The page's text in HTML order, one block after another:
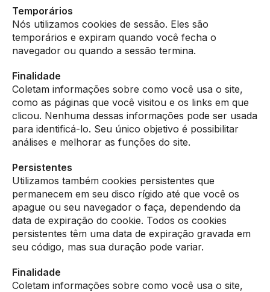
Temporários
Nós utilizamos cookies de sessão. Eles são
temporários e expiram quando você fecha o
navegador ou quando a sessão termina.
Finalidade
Coletam informações sobre como você usa o site,
como as páginas que você visitou e os links em que
clicou. Nenhuma dessas informações pode ser usada
para identificá-lo. Seu único objetivo é possibilitar
análises e melhorar as funções do site.
Persistentes
Utilizamos também cookies persistentes que
permanecem em seu disco rígido até que você os
apague ou seu navegador o faça, dependendo da
data de expiração do cookie. Todos os cookies
persistentes têm uma data de expiração gravada em
seu código, mas sua duração pode variar.
Finalidade
Coletam informações sobre como você usa o site,